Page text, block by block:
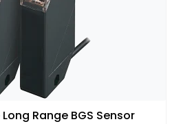
Range BGS Sensor